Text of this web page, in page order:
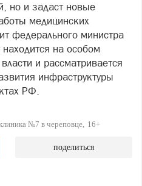
но и задаст новые
медицинских
федерального министра
на особом
и рассматривается
инфраструктуры
РФ.
№7 в череповце 16+
поделиться